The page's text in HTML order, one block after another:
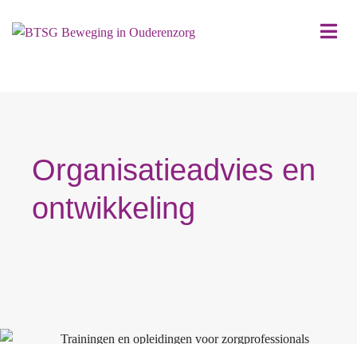
Organisatieadvies en
ontwikkeling